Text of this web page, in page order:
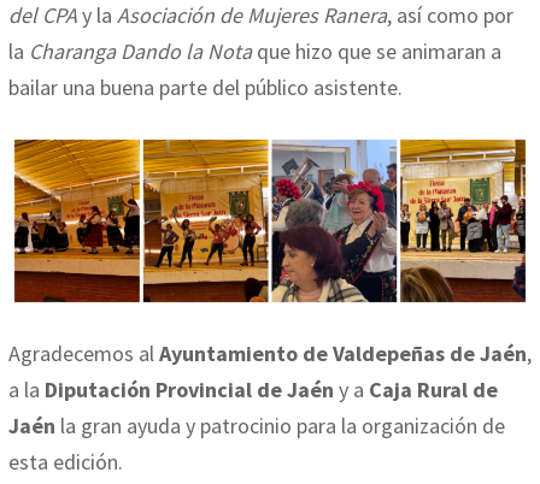
del CPAy la Asociación de Mujeres Ranera, así como por
la Charanga Dando la Notaque hizo que se animaran a
bailar una buena parte del público asistente.
Agradecemos alAyuntamiento de Valdepeñas de Jaén,
a la Diputación Provincial de Jaén y a Caja Rural de
Jaén la gran ayuda y patrocinio para la organización de
esta edición.